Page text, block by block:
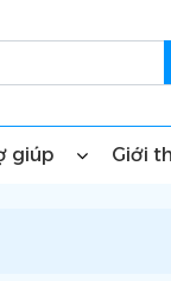
giúp Giới